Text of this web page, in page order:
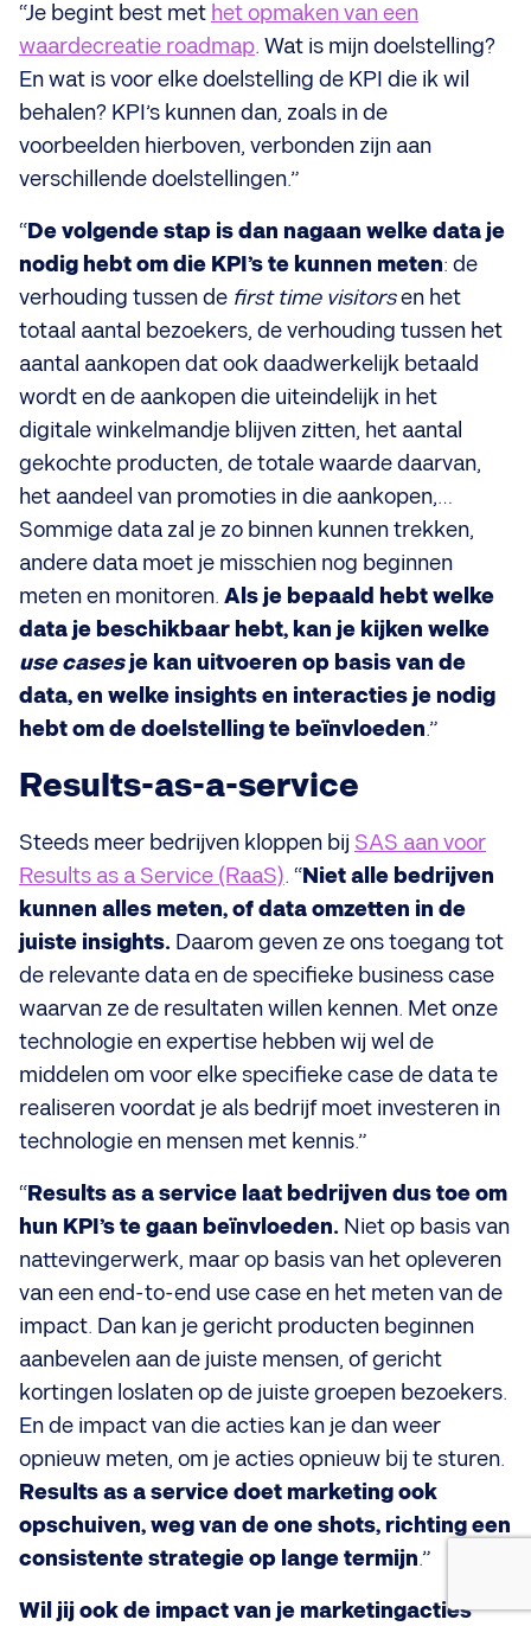
“Je begint best met het opmaken van een
waardecreatie roadmap. Wat is mijn doelstelling?
En wat is voor elke doelstelling de KPI die ik wil
behalen? KPI’s kunnen dan, zoals in de
voorbeelden hierboven, verbonden zijn aan
verschillende doelstellingen.”
“De volgende stap is dan nagaan welke data je
nodig hebt om die KPI’s te kunnen meten: de
verhouding tussen de first time visitorsen het
totaal aantal bezoekers, de verhouding tussen het
aantal aankopen dat ook daadwerkelijk betaald
wordt en de aankopen die uiteindelijk in het
digitale winkelmandje blijven zitten, het aantal
gekochte producten, de totale waarde daarvan,
het aandeel van promoties in die aankopen,…
Sommige data zal je zo binnen kunnen trekken,
andere data moet je misschien nog beginnen
meten en monitoren. Als je bepaald hebt welke
data je beschikbaar hebt, kan je kijken welke
use casesje kan uitvoeren op basis van de
data, en welke insights en interacties je nodig
hebt om de doelstelling te beïnvloeden.”
Results-as-a-service
Steeds meer bedrijven kloppen bij SAS aan voor
Results as a Service (RaaS). “Niet alle bedrijven
kunnen alles meten, of data omzetten in de
juiste insights. Daarom geven ze ons toegang tot
de relevante data en de specifieke business case
waarvan ze de resultaten willen kennen. Met onze
technologie en expertise hebben wij wel de
middelen om voor elke specifieke case de data te
realiseren voordat je als bedrijf moet investeren in
technologie en mensen met kennis.”
“Results as a service laat bedrijven dus toe om
hun KPI’s te gaan beïnvloeden. Niet op basis van
nattevingerwerk, maar op basis van het opleveren
van een end-to-end use case en het meten van de
impact. Dan kan je gericht producten beginnen
aanbevelen aan de juiste mensen, of gericht
kortingen loslaten op de juiste groepen bezoekers.
En de impact van die acties kan je dan weer
opnieuw meten, om je acties opnieuw bij te sturen.
Results as a service doet marketing ook
opschuiven, weg van de one shots, richting een
consistente strategie op lange termijn.”
Wil jij ook de impact van je marketingacties